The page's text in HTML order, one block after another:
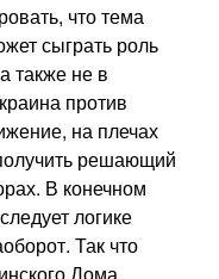
что тема
сыграть роль
также не в
против
на плечах
решающий
В конечном
логике
Так что
Дома